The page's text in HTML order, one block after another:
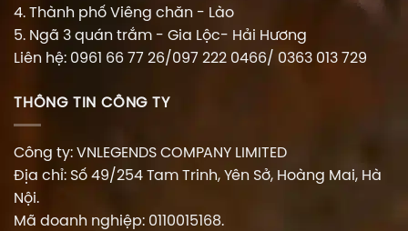
4. Thành phố Viêng chăn - Lào
5. Ngã 3 quán trắm - Gia Lộc- Hải Hương
Liên hệ: 0961 66 77 26/097 222 0466/ 0363 013 729
THÔNG TIN CÔNG TY
Công ty: VNLEGENDS COMPANY LIMITED
Địa chỉ: Số 49/254 Tam Trinh, Yên Sở, Hoàng Mai, Hà
Nội.
Mã doanh nghiệp: 0110015168.